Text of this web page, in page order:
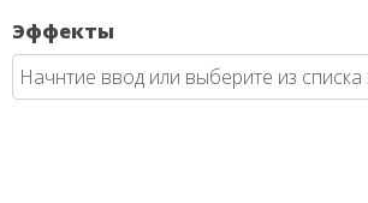
Эффекты